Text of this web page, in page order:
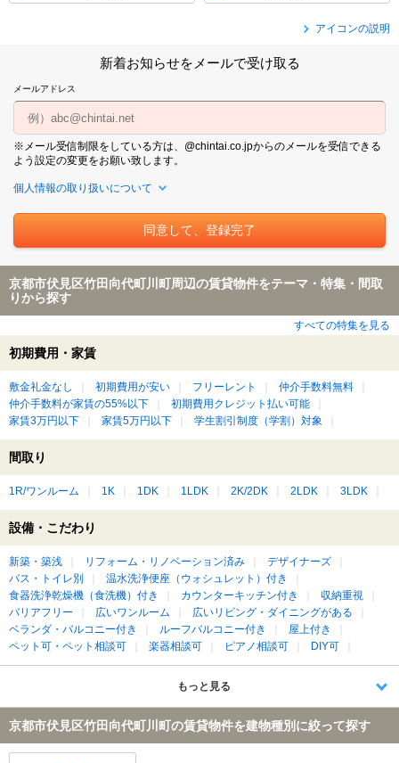
アイコンの説明
新着お知らせをメールで受け取る
メールアドレス
※メール受信制限をしている方は、@chintai.co.jpからのメールを受信できる
よう設定の変更をお願い致します。
個人情報の取り扱いについて
京都市伏見区竹田向代町川町周辺の賃貸物件をテーマ・特集・間取
りから探す
すべての特集を見る
初期費用・家賃
敷金礼金なし 初期費用が安い フリーレント
仲介手数料無料
仲介手数料が家賃の55%以下
初期費用クレジット払い可能
家賃3万円以下
家賃5万円以下 学生割引制度（学割）対象
間取り
1R/ワンルーム 1K 1DK 1LDK 2K/2DK 2LDK 3LDK
設備・こだわり
新築・築浅 リフォーム・リノベーション済み
デザイナーズ
バス・トイレ別
温水洗浄便座（ウォシュレット）付き
食器洗浄乾燥機（食洗機）付き
カウンターキッチン付き
収納重視
バリアフリー
広いワンルーム
広いリビング・ダイニングがある
ベランダ・バルコニー付き
ルーフバルコニー付き
屋上付き
ペット可・ペット相談可
楽器相談可 ピアノ相談可 DIY可
もっと見る
京都市伏見区竹田向代町川町の賃貸物件を建物種別に絞って探す